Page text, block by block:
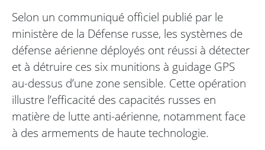
Selon un communiqué officiel publié par le
ministère de la Défense russe, les systèmes de
défense aérienne déployés ont réussi à détecter
et à détruire ces six munitions à guidage GPS
au-dessus d’une zone sensible. Cette opération
illustre l’efficacité des capacités russes en
matière de lutte anti-aérienne, notamment face
à des armements de haute technologie.